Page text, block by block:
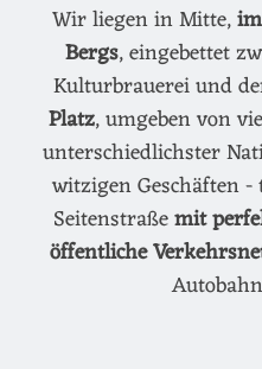
Wir liegen in Mitte,im
Bergs, eingebettet
Kulturbrauerei und
Platz, umgeben von
unterschiedlichster
witzigen Geschäften
Seitenstraßemit
öffentliche